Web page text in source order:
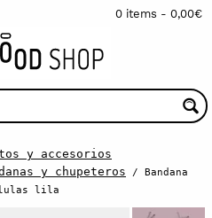
0 items - 0,00€
y accesorios
y chupeteros / Bandana
lila